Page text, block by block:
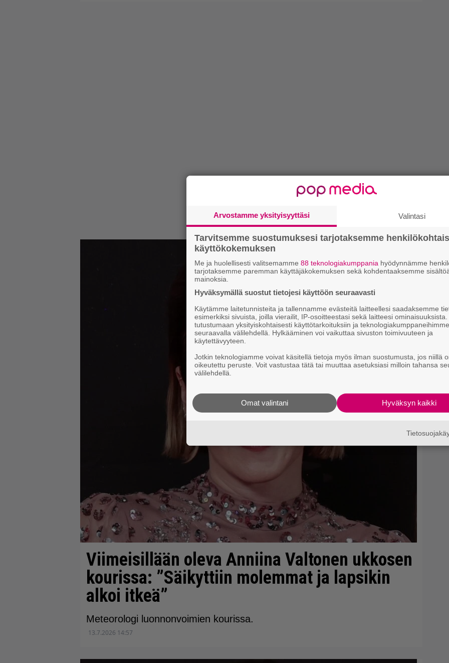
Viimeisillään oleva Anniina Valtonen ukkosen
kourissa: ”Säikyttiin molemmat ja lapsikin
alkoi itkeä”
Meteorologi luonnonvoimien kourissa.
13.7.2026 14:57
Arvostamme yksityisyyttäsi Valintasi
Tarvitsemme suostumuksesi tarjotaksemme
käyttökokemuksen
Me ja huolellisesti valitsemamme 88 teknologiakumppania hyödynnämme
tarjotaksemme paremman käyttäjäkokemuksen sekä kohdentaaksemme
mainoksia.
Hyväksymällä suostut tietojesi käyttöön seuraavasti
Käytämme laitetunnisteita ja tallennamme evästeitä laitteellesi saadaksemme
esimerkiksi sivuista, joilla vierailit, IP-osoitteestasi sekä laitteesi
tutustumaan yksityiskohtaisesti käyttötarkoituksiin ja teknologiakumppaneihimme
seuraavalla välilehdellä. Hylkääminen voi vaikuttaa sivuston toimivuuteen ja
käytettävyyteen.
Jotkin teknologiamme voivat käsitellä tietoja myös ilman suostumusta, jos niillä
oikeutettu peruste. Voit vastustaa tätä tai muuttaa asetuksiasi milloin tahansa
välilehdellä.
Hyväksyn kaikki
Omat valintani